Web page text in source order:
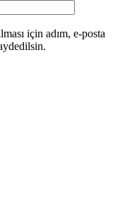
için adım, e-posta